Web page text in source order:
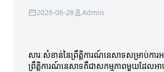
2026-06-28 Admin
សារៈសំខាន់នៃព្រឹត្តិការណ៍នេសាទសម្រាប់ការ
ព្រឹត្តិការណ៍នេសាទគឺជាសកម្មភាពមួយដែលអា